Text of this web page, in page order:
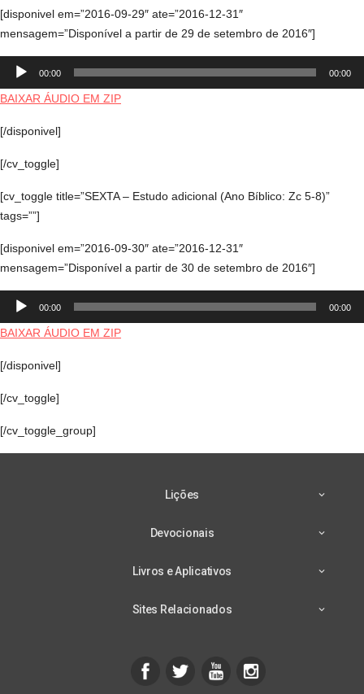
[disponivel em=”2016-09-29″ ate=”2016-12-31″
mensagem=”Disponível a partir de 29 de setembro de 2016″]
Tocador
áudio
00:00 00:00
BAIXAR ÁUDIO EM ZIP
[/disponivel]
[/cv_toggle]
[cv_toggle title=”SEXTA – Estudo adicional (Ano Bíblico: Zc 5-8)”
tags=””]
[disponivel em=”2016-09-30″ ate=”2016-12-31″
mensagem=”Disponível a partir de 30 de setembro de 2016″]
Tocador
áudio
00:00 00:00
BAIXAR ÁUDIO EM ZIP
[/disponivel]
[/cv_toggle]
[/cv_toggle_group]
Lições
Devocionais
Livros e Aplicativos
Sites Relacionados